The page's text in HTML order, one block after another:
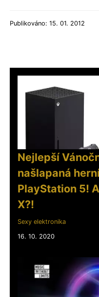
Publikováno: 15. 01. 2012
Nejlepší
našlapaná
PlayStation 5!
X?!
Sexy elektronika
16. 10. 2020